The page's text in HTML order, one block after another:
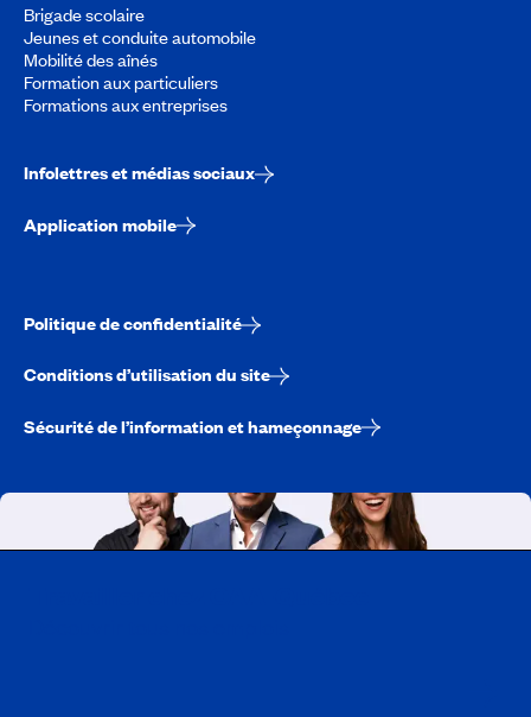
Brigade scolaire
Jeunes et conduite automobile
Mobilité des aînés
Formation aux particuliers
Formations aux entreprises
Infolettres et médias sociaux
Application mobile
Politique de confidentialité
Conditions d’utilisation du site
Sécurité de l’information et hameçonnage